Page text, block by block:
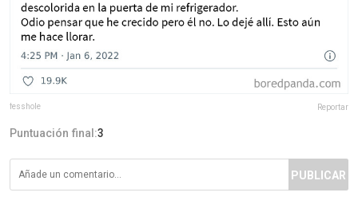
fesshole Reportar
Puntuación final:3
PUBLICAR